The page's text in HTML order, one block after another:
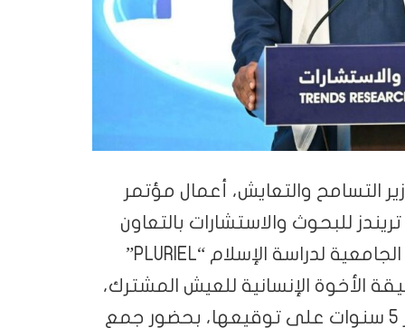
التسامح والتعايش، أعمال مؤتمر
للبحوث والاستشارات بالتعاون
والشراكة مع وزارة التسامح والتعايش والمنصة الجامعية لدراسة الإسلام “PLURIEL”
الأخوة الإنسانية للعيش المشترك،
تزامناً مع اليوم الدولي للأخوة الإنسانية، ومرور 5 سنوات على توقيعها، بحضور جمع